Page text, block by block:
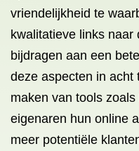
vriendelijkheid te
kwalitatieve links
bijdragen aan een
deze aspecten in acht
maken van tools
eigenaren hun online
meer potentiële